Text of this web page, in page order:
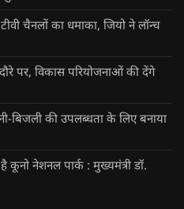
चैनलों का धमाका, जियो ने लॉन्च
पर, विकास परियोजनाओं की देंगे
बिजली की उपलब्धता के लिए बनाया
कूनो नेशनल पार्क : मुख्यमंत्री डॉ.